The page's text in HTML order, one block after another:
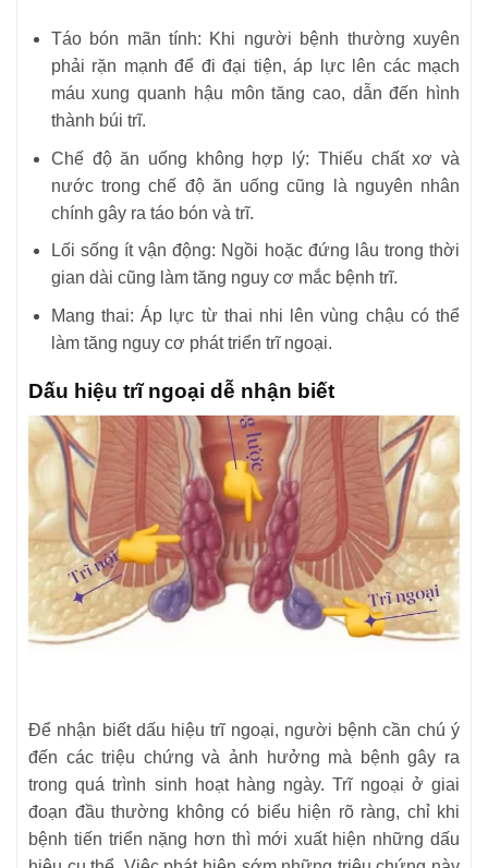
Táo bón mãn tính: Khi người bệnh thường xuyên
phải rặn mạnh để đi đại tiện, áp lực lên các mạch
máu xung quanh hậu môn tăng cao, dẫn đến hình
thành búi trĩ.
Chế độ ăn uống không hợp lý: Thiếu chất xơ và
nước trong chế độ ăn uống cũng là nguyên nhân
chính gây ra táo bón và trĩ.
Lối sống ít vận động: Ngồi hoặc đứng lâu trong thời
gian dài cũng làm tăng nguy cơ mắc bệnh trĩ.
Mang thai: Áp lực từ thai nhi lên vùng chậu có thể
làm tăng nguy cơ phát triển trĩ ngoại.
Dấu hiệu trĩ ngoại dễ nhận biết
Để nhận biết dấu hiệu trĩ ngoại, người bệnh cần chú ý
đến các triệu chứng và ảnh hưởng mà bệnh gây ra
trong quá trình sinh hoạt hàng ngày. Trĩ ngoại ở giai
đoạn đầu thường không có biểu hiện rõ ràng, chỉ khi
bệnh tiến triển nặng hơn thì mới xuất hiện những dấu